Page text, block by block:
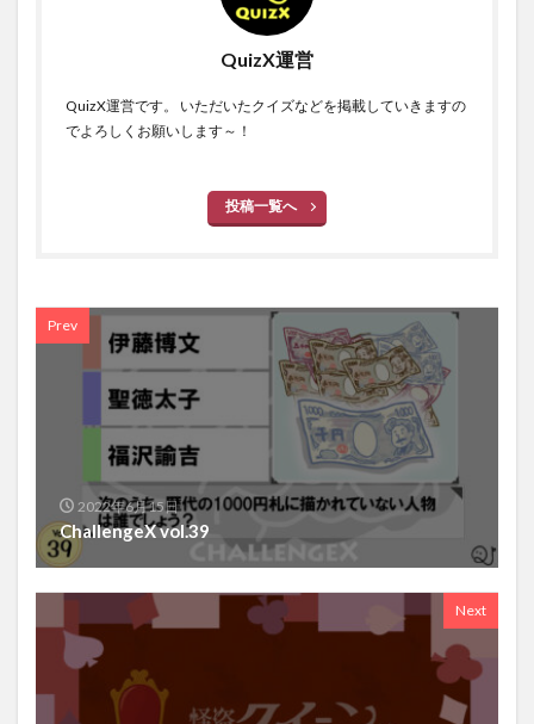
QuizX運営
QuizX運営です。 いただいたクイズなどを掲載していきますの
でよろしくお願いします～！
投稿一覧へ
Prev
2022年6月15日
ChallengeX vol.39
Next